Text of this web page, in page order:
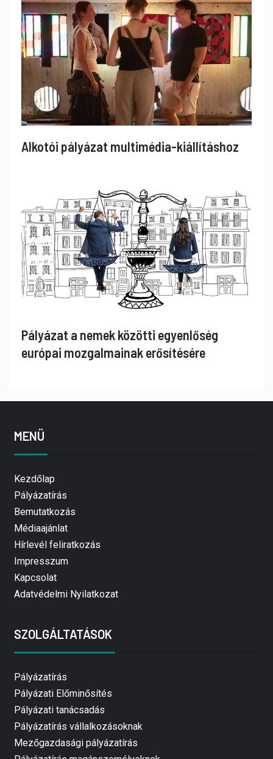
Alkotói pályázat multimédia-kiállításhoz
Pályázat a nemek közötti egyenlőség
európai mozgalmainak erősítésére
MENÜ
Kezdőlap
Pályázatírás
Bemutatkozás
Médiaajánlat
Hírlevél feliratkozás
Impresszum
Kapcsolat
Adatvédelmi Nyilatkozat
SZOLGÁLTATÁSOK
Pályázatírás
Pályázati Előminősítés
Pályázati tanácsadás
Pályázatírás vállalkozásoknak
Mezőgazdasági pályázatírás